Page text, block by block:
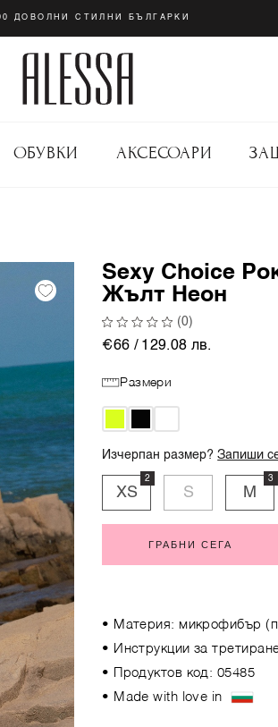
ДОВОЛНИ СТИЛНИ БЪЛГАРКИ
ОБУВКИ АКСЕСОАРИ
Sexy Choice
Жълт Неон
(0)
€66 / 129.08 лв.
Размери
Изчерпан размер?Запиши
XS
2
S M
3
ГРАБНИ СЕГА
• Материя: микрофибър
• Инструкции за
• Продуктов код: 05485
• Made with love in